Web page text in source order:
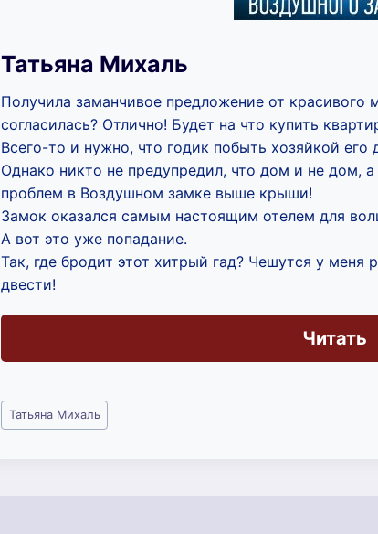
Татьяна Михаль
Получила заманчивое предложение от красивого
согласилась? Отлично! Будет на что купить
Всего-то и нужно, что годик побыть хозяйкой его
Однако никто не предупредил, что дом и не дом,
проблем в Воздушном замке выше крыши!
Замок оказался самым настоящим отелем для
А вот это уже попадание.
Так, где бродит этот хитрый гад? Чешутся у меня
двести!
Читать
Метки
записи:
Татьяна Михаль